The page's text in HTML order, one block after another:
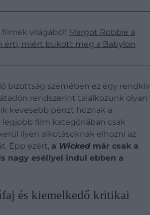
világából! Margot Robbie a
érti, miért bukott meg a Babylon
bizottság szemében ez egy
rendszerint találkozunk olyan
kevesebb pénzt hoznak a
legjobb film kategóriában csak
ilyen alkotásoknak elhozni az
Épp ezért, a Wicked már csak a
nagy eséllyel indul ebben a
és kiemelkedő kritikai